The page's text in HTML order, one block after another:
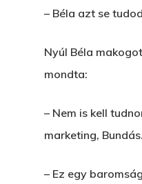
– Béla azt se
Nyúl Béla
mondta:
– Nem is kell
marketing, Bundás.
– Ez egy